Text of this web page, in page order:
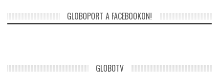
GLOBOPORT A FACEBOOKON!
GLOBOTV